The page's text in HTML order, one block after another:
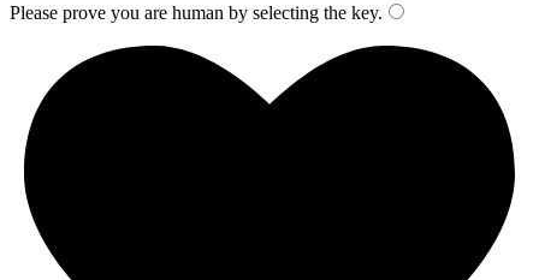
Please prove you are human by selecting the key.